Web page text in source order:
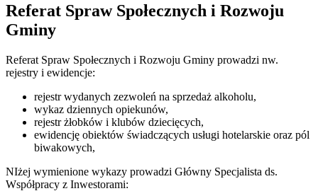
Referat Spraw Społecznych i Rozwoju
Gminy
Referat Spraw Społecznych i Rozwoju Gminy prowadzi nw.
rejestry i ewidencje:
rejestr wydanych zezwoleń na sprzedaż alkoholu,
wykaz dziennych opiekunów,
rejestr żłobków i klubów dziecięcych,
ewidencję obiektów świadczących usługi hotelarskie oraz pól
biwakowych,
NIżej wymienione wykazy prowadzi Główny Specjalista ds.
Współpracy z Inwestorami: